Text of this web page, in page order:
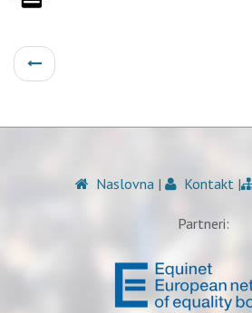
Naslovna | Kontakt |
Partneri: